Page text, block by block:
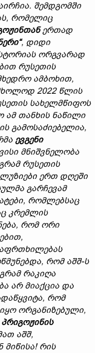
შემდგომში
ს, რომელიც
ერთად
, დიდი
ს ორგვარად
რუსეთის
ამბოხით,
2022 წლის
სახელმწიფოს
ამ თანხის ნაწილი
ის გამოსაძიებელია,
ევგენი
ი მნიშვნელობა
რუსეთის
ერთ დღეში
მა გარჩევამ
რომლებსაც
კრემლის
რომ ორი
რომ აშშ-ს
რაკიღა
არ მიაქცია და
რომ
იყო ორგანიზებული,
პრიგოჟინის
აშშ,
მიწისა!რის